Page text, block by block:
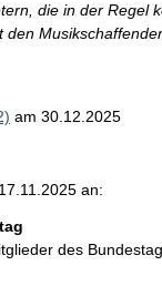
die in der Regel
den
am 30.12.2025
an:
des